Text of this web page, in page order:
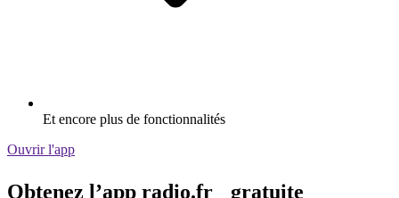
Et encore plus de fonctionnalités
Ouvrir l'app
Obtenez l’app radio.fr gratuite